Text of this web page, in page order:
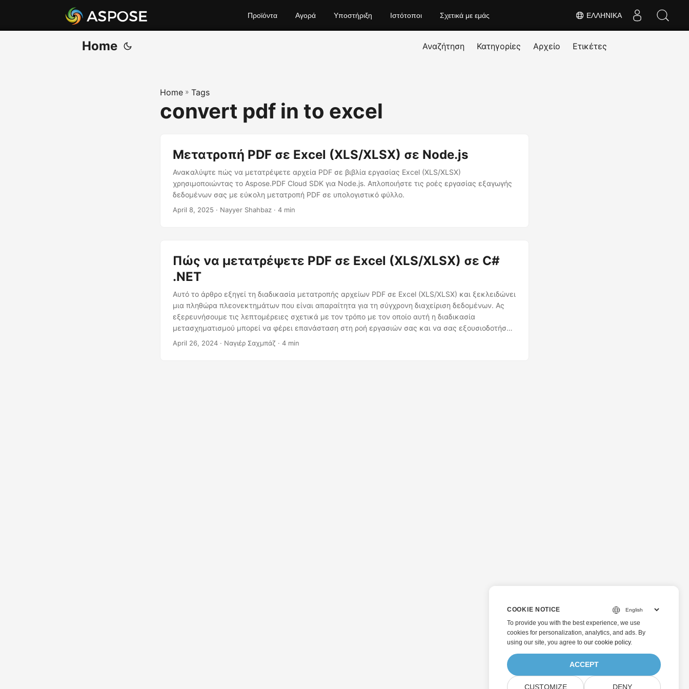
ΕΛΛΗΝΙΚΆ
Προϊόντα Αγορά Υποστήριξη Ιστότοποι Σχετικά με εμάς
Home Αναζήτηση Κατηγορίες Αρχείο Ετικέτες
Home » Tags
convert pdf in to excel
Μετατροπή PDF σε Excel (XLS/XLSX) σε Node.js
Ανακαλύψτε πώς να μετατρέψετε αρχεία PDF σε βιβλία εργασίας Excel (XLS/XLSX)
χρησιμοποιώντας το Aspose.PDF Cloud SDK για Node.js. Απλοποιήστε τις ροές εργασίας εξαγωγής
δεδομένων σας με εύκολη μετατροπή PDF σε υπολογιστικό φύλλο.
April 8, 2025 · Nayyer Shahbaz · 4 min
Πώς να μετατρέψετε PDF σε Excel (XLS/XLSX) σε C#
.NET
Αυτό το άρθρο εξηγεί τη διαδικασία μετατροπής αρχείων PDF σε Excel (XLS/XLSX) και ξεκλειδώνει
μια πληθώρα πλεονεκτημάτων που είναι απαραίτητα για τη σύγχρονη διαχείριση δεδομένων. Ας
εξερευνήσουμε τις λεπτομέρειες σχετικά με τον τρόπο με τον οποίο αυτή η διαδικασία
μετασχηματισμού μπορεί να φέρει επανάσταση στη ροή εργασιών σας και να σας εξουσιοδοτήσει
με χρήσιμες πληροφορίες.
April 26, 2024 · Ναγιέρ Σαχμπάζ · 4 min
COOKIE NOTICE
To provide you with the best experience, we use
cookies for personalization, analytics, and ads. By
using our site, you agree to our cookie policy.
ACCEPT
CUSTOMIZE DENY